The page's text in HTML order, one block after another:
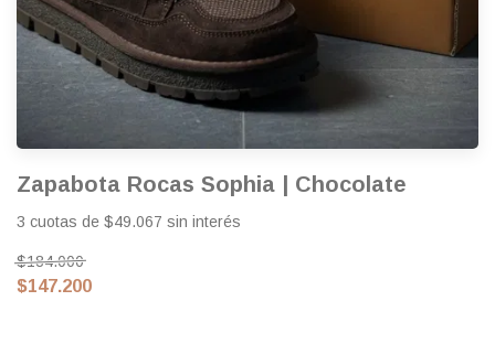
Zapabota Rocas Sophia | Chocolate
3 cuotas de $49.067 sin interés
$184.000
$147.200